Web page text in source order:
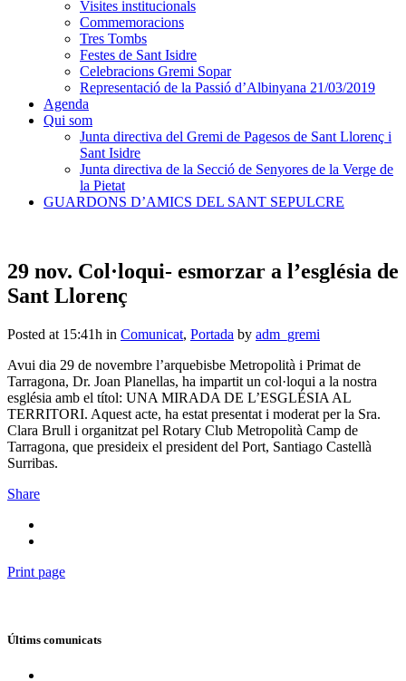
Visites institucionals
Commemoracions
Tres Tombs
Festes de Sant Isidre
Celebracions Gremi Sopar
Representació de la Passió d’Albinyana 21/03/2019
Agenda
Qui som
Junta directiva del Gremi de Pagesos de Sant Llorenç i
Sant Isidre
Junta directiva de la Secció de Senyores de la Verge de
la Pietat
GUARDONS D’AMICS DEL SANT SEPULCRE
29 nov. Col·loqui- esmorzar a l’església de
Sant Llorenç
Posted at 15:41h in Comunicat, Portada by adm_gremi
Avui dia 29 de novembre l’arquebisbe Metropolità i Primat de
Tarragona, Dr. Joan Planellas, ha impartit un col·loqui a la nostra
església amb el títol: UNA MIRADA DE L’ESGLÉSIA AL
TERRITORI. Aquest acte, ha estat presentat i moderat per la Sra.
Clara Brull i organitzat pel Rotary Club Metropolità Camp de
Tarragona, que presideix el president del Port, Santiago Castellà
Surribas.
Share
Print page
Últims comunicats